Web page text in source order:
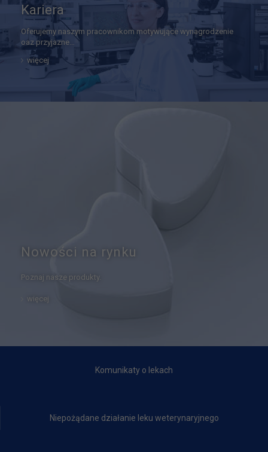
Kariera
Oferujemy naszym pracownikom motywujące wynagrodzenie
oaz przyjazne…
więcej
Nowości na rynku
Poznaj nasze produkty.
więcej
Komunikaty o lekach
Niepożądane działanie leku weterynaryjnego